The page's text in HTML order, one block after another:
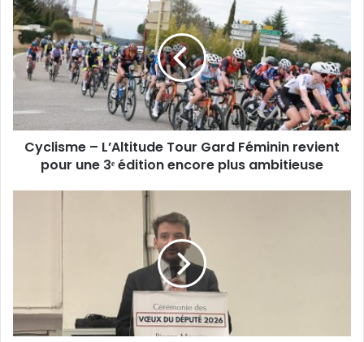
–
L’Altitude
Tour
Gard
Féminin
pour
une
édition
ambitieuse
Cyclisme – L’Altitude Tour Gard Féminin revient
pour une 3ᵉ édition encore plus ambitieuse
politiques
lors